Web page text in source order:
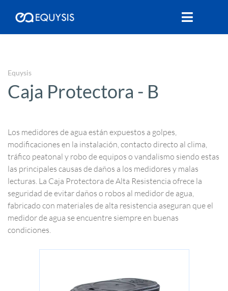
Equysis
Caja Protectora - B
Los medidores de agua están expuestos a golpes,
modificaciones en la instalación, contacto directo al clima,
tráfico peatonal y robo de equipos o vandalismo siendo estas
las principales causas de daños a los medidores y malas
lecturas. La Caja Protectora de Alta Resistencia ofrece la
seguridad de evitar daños o robos al medidor de agua,
fabricado con materiales de alta resistencia aseguran que el
medidor de agua se encuentre siempre en buenas
condiciones.